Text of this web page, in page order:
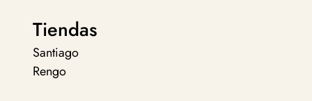
Tiendas
Santiago
Rengo